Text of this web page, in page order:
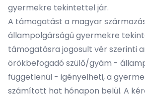
gyermekre tekintettel jár.
A támogatást a magyar
állampolgárságú gyermekre
támogatásra jogosult vér szerinti
örökbefogadó szülő/gyám -
függetlenül - igényelheti, a
számított hat hónapon belül. A